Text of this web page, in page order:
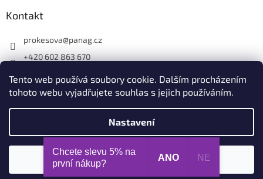
Tento web používá soubory cookie. Dalším procházením
tohoto webu vyjadřujete souhlas s jejich používáním.
Nastavení
Kontakt
prokesova@panag.cz
+420 602 863 670
Vytvořil Shoptet
Copyright 2026Panag.cz . Všechna práva vyhrazena.
Chcete slevu 5% na
první nákup?
ANO NE